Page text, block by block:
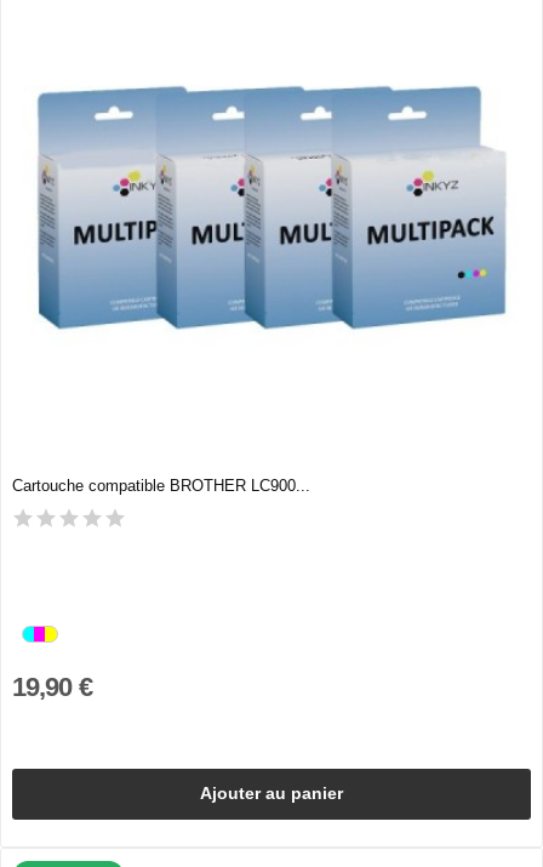
Cartouche compatible BROTHER LC900...
19,90 €
Ajouter au panier